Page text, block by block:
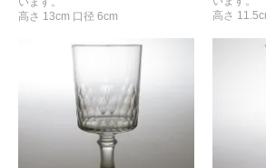
高さ 13cm 口径 6cm
高さ